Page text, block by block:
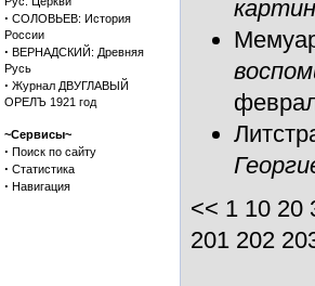
· СОЛОВЬЕВ: История
России
· ВЕРНАДСКИЙ: Древняя
Русь
· Журнал ДВУГЛАВЫЙ
ОРЕЛЪ 1921 год
~Сервисы~
· Поиск по сайту
· Статистика
· Навигация
<< 1 10 20
201 202